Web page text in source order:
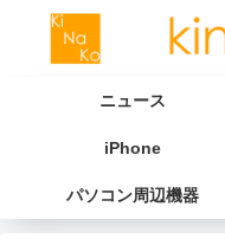
ニュース
iPhone
パソコン周辺機器